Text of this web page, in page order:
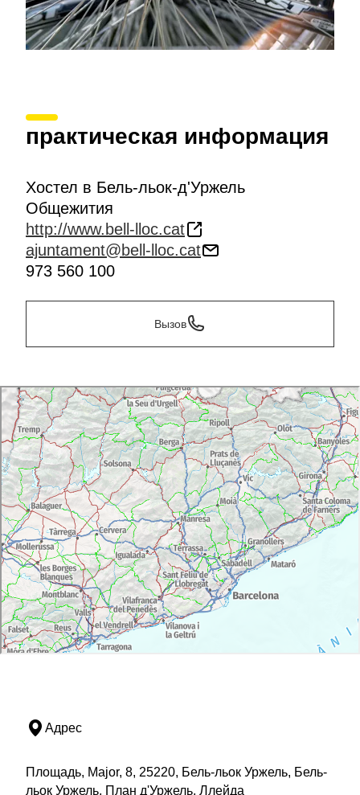
практическая информация
Хостел в Бель-льок-д'Уржель
Общежития
http://www.bell-lloc.cat
ajuntament@bell-lloc.cat
973 560 100
Вызов
Адрес
Площадь, Major, 8, 25220, Бель-льок Уржель, Бель-
льок Уржель, План д'Уржель, Ллейда